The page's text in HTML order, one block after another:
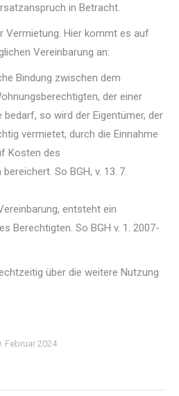
in Betracht.
Vermietung. Hier kommt es auf
Vereinbarung an:
Bindung zwischen dem
der einer
so wird der Eigentümer, der
vermietet, durch die Einnahme
Kosten des
So BGH, v. 13. 7.
entsteht ein
Berechtigten. So BGH v. 1. 2007-
über die weitere Nutzung
Februar 2024